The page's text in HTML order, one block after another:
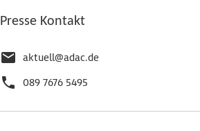
Presse Kontakt
aktuell@adac.de
089 7676 5495